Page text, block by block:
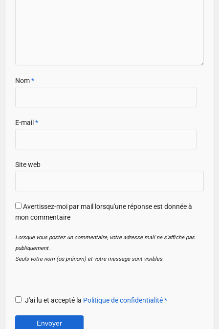
Nom*
E-mail*
Site web
Avertissez-moi par mail lorsqu'une réponse est donnée à
mon commentaire
Lorsque vous postez un commentaire, votre adresse mail ne s'affiche pas
publiquement.
Seuls votre nom (ou prénom) et votre message sont visibles.
J'ai lu et accepté la Politique de confidentialité*